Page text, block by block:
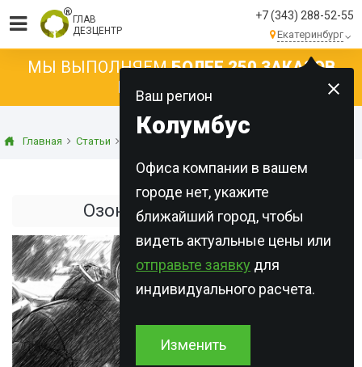
ГЛАВ
ДЕЗЦЕНТР
+7 (343) 288-52-55
Екатеринбург
Ваш регион
Колумбус
Офиса компании в вашем
городе нет, укажите
ближайший город, чтобы
видеть актуальные цены или
отправьте заявку для
индивидуального расчета.
Изменить
МЫ ВЫПОЛНЯЕМБОЛЕЕ 250 ЗАКАЗОВ
КАЖДЫЙ ДЕНЬ!
Главная Статьи Дезинфекция Озонирование воздуха
Озонирование воздуха